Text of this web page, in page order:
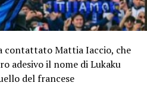
contattato Mattia Iaccio, che
adesivo il nome di Lukaku
del francese